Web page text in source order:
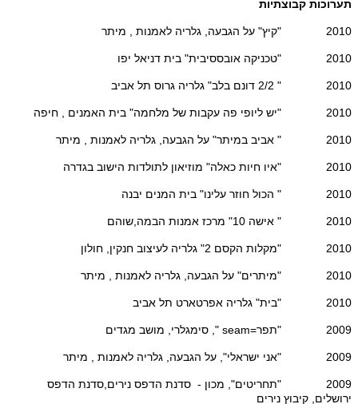
תערוכות קבוצתיות
2010 "קיץ" על הגבעה, גלריה לאמנות , מיתר
2010 "טכניקה אובססיבית" בית דניאל יפו
2010 " 2/2 דונם בלב" גלריה גרוס תל אביב
2010 "יש ליופי פה עקבות של מלחמה" בית האמנים , חיפה
2010 " אביב במיתר" על הגבעה, גלריה לאמנות , מיתר
2010 "איו חיות כאלה" מוזיאון לתולדות הישוב בגדרה
2010 " הכול חוזר עלינו" בית המנים יבנה
2010 " אישה 10" מרכז אמנות הבמה,שוהם
2010 "מקלות הקסם 2" גלריה לעיצוב חנקין, חולון
2010 "מיתרים" על הגבעה, גלריה לאמנות , מיתר
2010 "בית" גלריה אפרטארט תל אביב
2009 "תפר=seam ", סימגלרי, מושב מגדים
2009 "אני ישראלי", על הגבעה, גלריה לאמנות , מיתר
2009 "תחריטים", מכון - סדנת הדפס נירים,סדנת הדפס
ירושלים, קיבוץ נירים